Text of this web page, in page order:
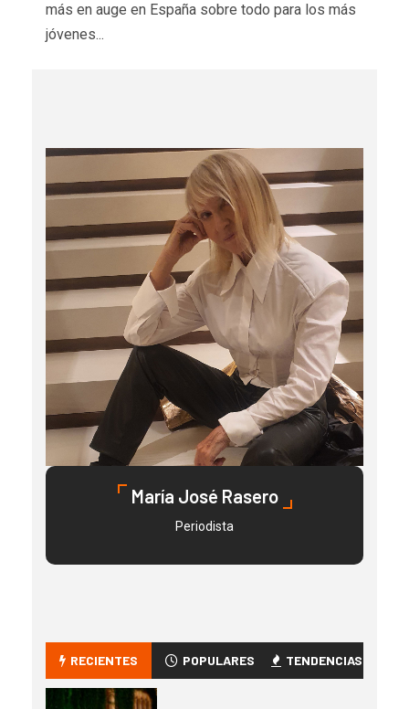
más en auge en España sobre todo para los más
jóvenes...
María José Rasero
Periodista
RECIENTES POPULARES TENDENCIAS